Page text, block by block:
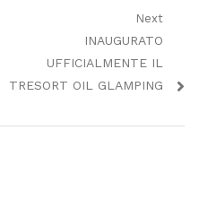
Next
Next
post:
INAUGURATO
UFFICIALMENTE IL
TRESORT OIL GLAMPING